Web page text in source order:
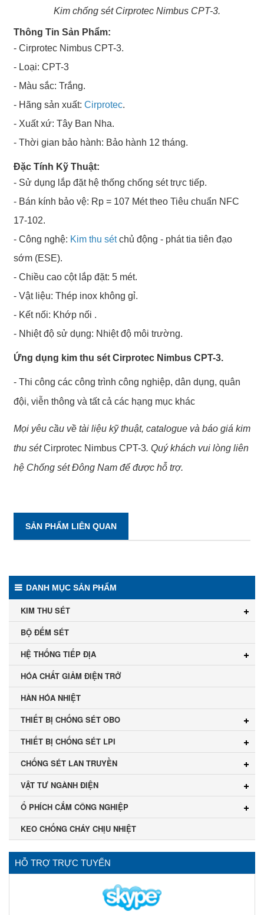
Kim chống sét Cirprotec Nimbus CPT-3.
Thông Tin Sản Phẩm:
- Cirprotec Nimbus CPT-3.
- Loại: CPT-3
- Màu sắc: Trắng.
- Hãng sản xuất: Cirprotec.
- Xuất xứ: Tây Ban Nha.
- Thời gian bảo hành: Bảo hành 12 tháng.
Đặc Tính Kỹ Thuật:
- Sử dụng lắp đặt hệ thống chống sét trực tiếp.
- Bán kính bảo vệ: Rp = 107 Mét theo Tiêu chuẩn NFC
17-102.
- Công nghệ: Kim thu sétchủ động - phát tia tiên đạo
sớm (ESE).
- Chiều cao cột lắp đặt: 5 mét.
- Vật liệu: Thép inox không gỉ.
- Kết nối: Khớp nối .
- Nhiệt độ sử dụng: Nhiệt độ môi trường.
Ứng dụng kim thu sét Cirprotec Nimbus CPT-3.
- Thi công các công trình công nghiệp, dân dụng, quân
đội, viễn thông và tất cả các hạng mục khác
Mọi yêu cầu về tài liệu kỹ thuật, catalogue và báo giá kim
thu sétCirprotec Nimbus CPT-3. Quý khách vui lòng liên
hệ Chống sét Đông Nam để được hỗ trợ.
SẢN PHẨM LIÊN QUAN
DANH MỤC SẢN PHẨM
KIM THU SÉT
BỘ ĐẾM SÉT
HỆ THỐNG TIẾP ĐỊA
HÓA CHẤT GIẢM ĐIỆN TRỞ
HÀN HÓA NHIỆT
THIẾT BỊ CHỐNG SÉT OBO
THIẾT BỊ CHỐNG SÉT LPI
CHỐNG SÉT LAN TRUYỀN
VẬT TƯ NGÀNH ĐIỆN
Ổ PHÍCH CẮM CÔNG NGHIỆP
KEO CHỐNG CHÁY CHỊU NHIỆT
HỖ TRỢ TRỰC TUYẾN